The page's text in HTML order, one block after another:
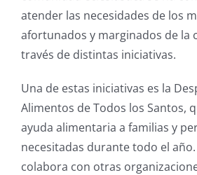
atender las necesidades de los
afortunados y marginados de la
través de distintas iniciativas.
Una de estas iniciativas es la
Alimentos de Todos los Santos,
ayuda alimentaria a familias y
necesitadas durante todo el
colabora con otras